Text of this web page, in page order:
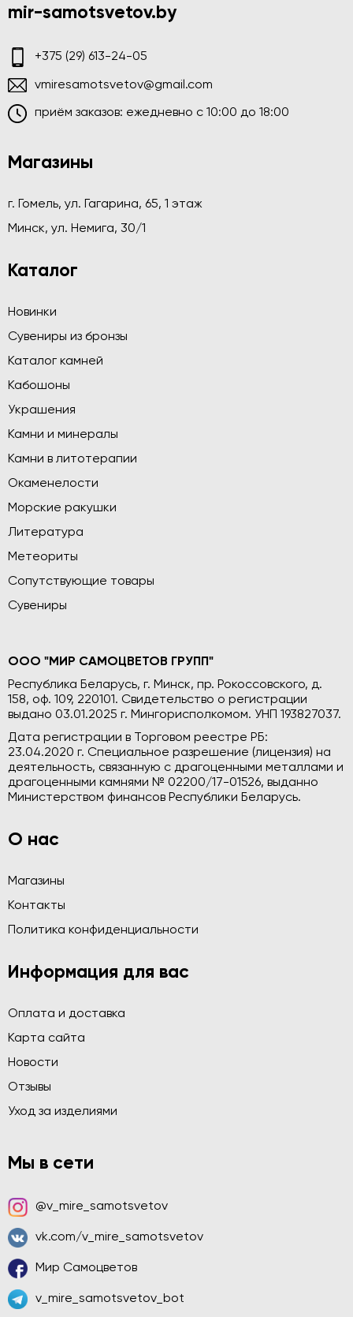
mir-samotsvetov.by
+375 (29) 613-24-05
vmiresamotsvetov@gmail.com
приём заказов: ежедневно c 10:00 до 18:00
Магазины
г. Гомель, ул. Гагарина, 65, 1 этаж
Минск, ул. Немига, 30/1
Каталог
Новинки
Сувениры из бронзы
Каталог камней
Кабошоны
Украшения
Камни и минералы
Камни в литотерапии
Окаменелости
Морские ракушки
Литература
Метеориты
Сопутствующие товары
Сувениры
ООО "МИР САМОЦВЕТОВ ГРУПП"
Республика Беларусь, г. Минск, пр. Рокоссовского, д.
158, оф. 109, 220101. Свидетельство о регистрации
выдано 03.01.2025 г. Мингорисполкомом. УНП 193827037.
Дата регистрации в Торговом реестре РБ:
23.04.2020 г. Специальное разрешение (лицензия) на
деятельность, связанную с драгоценными металлами и
драгоценными камнями № 02200/17-01526, выданно
Министерством финансов Республики Беларусь.
О нас
Магазины
Контакты
Политика конфиденциальности
Информация для вас
Оплата и доставка
Карта сайта
Новости
Отзывы
Уход за изделиями
Мы в сети
@v_mire_samotsvetov
vk.com/v_mire_samotsvetov
Мир Самоцветов
v_mire_samotsvetov_bot